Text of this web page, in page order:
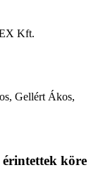
Kft.
Gellért Ákos,
érintettek köre